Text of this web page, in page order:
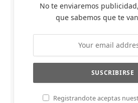
No te enviaremos
que sabemos que te
Registrandote aceptas